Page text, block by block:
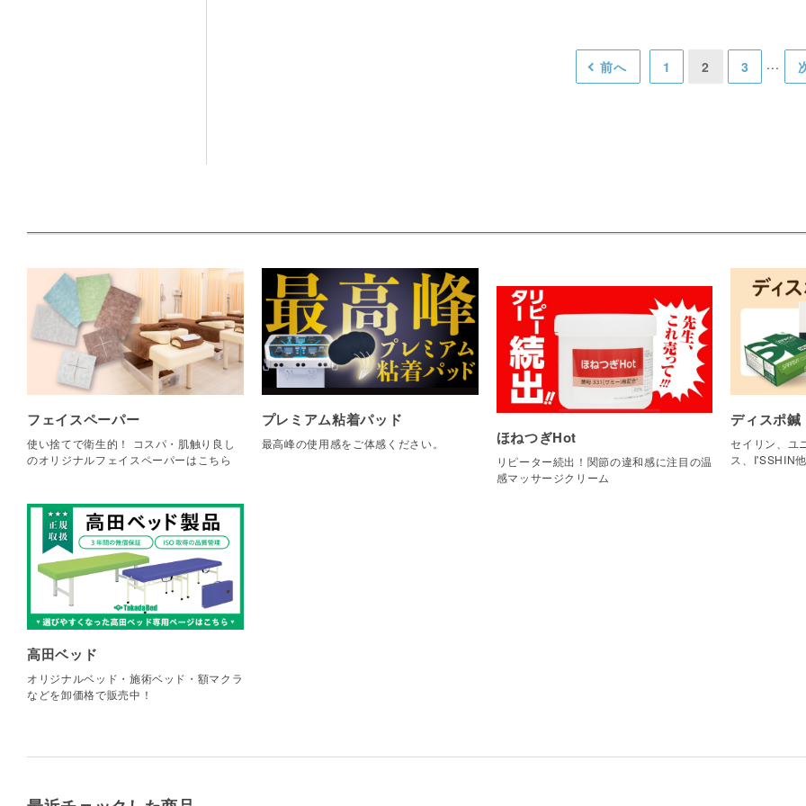
前へ 1 2 3
フェイスペーパー
使い捨てで衛生的！ コスパ・肌触り良し
のオリジナルフェイスペーパーはこちら
プレミアム粘着パッド
最高峰の使用感をご体感ください。 ほねつぎHot
リピーター続出！関節の違和感に注目の温
感マッサージクリーム
ディスポ鍼
セイリン、ユ
ス、I'SSHIN他
高田ベッド
オリジナルベッド・施術ベッド・額マクラ
などを卸価格で販売中！